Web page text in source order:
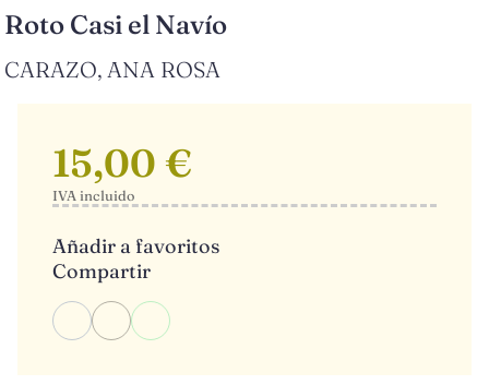
Roto Casi el Navío
CARAZO, ANA ROSA
15,00 €
IVA incluido
Añadir a favoritos
Compartir